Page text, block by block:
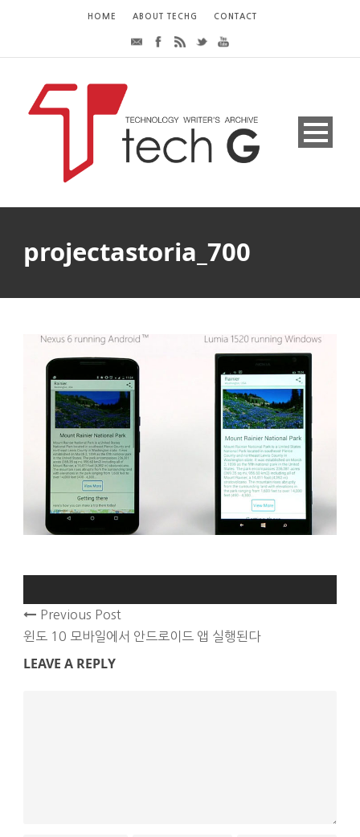
HOME ABOUT TECHG CONTACT
projectastoria_700
Previous Post
윈도 10 모바일에서 안드로이드 앱 실행된다
LEAVE A REPLY